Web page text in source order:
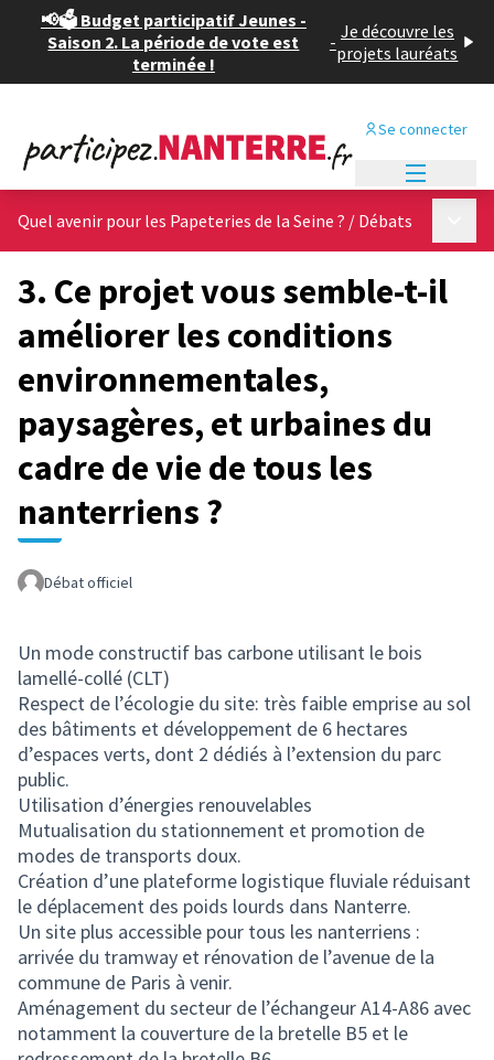
📢🗳️ Budget participatif Jeunes -
Saison 2. La période de vote est
terminée !
- Je découvre les
projets lauréats
Se connecter
Quel avenir pour les Papeteries de la Seine ? / Débats
3. Ce projet vous semble-t-il
améliorer les conditions
environnementales,
paysagères, et urbaines du
cadre de vie de tous les
nanterriens ?
Débat officiel
Un mode constructif bas carbone utilisant le bois
lamellé-collé (CLT)
Respect de l’écologie du site: très faible emprise au sol
des bâtiments et développement de 6 hectares
d’espaces verts, dont 2 dédiés à l’extension du parc
public.
Utilisation d’énergies renouvelables
Mutualisation du stationnement et promotion de
modes de transports doux.
Création d’une plateforme logistique fluviale réduisant
le déplacement des poids lourds dans Nanterre.
Un site plus accessible pour tous les nanterriens :
arrivée du tramway et rénovation de l’avenue de la
commune de Paris à venir.
Aménagement du secteur de l’échangeur A14-A86 avec
notamment la couverture de la bretelle B5 et le